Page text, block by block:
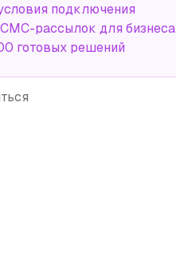
подключения
рассылок для бизнеса
готовых решений